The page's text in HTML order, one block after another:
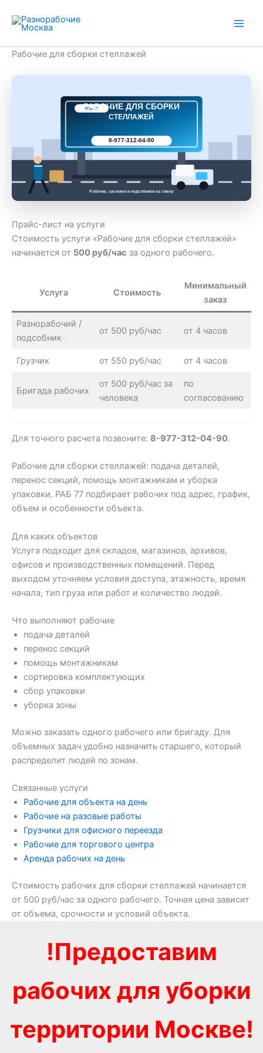
содержимому
Рабочие для сборки стеллажей
РАБ 77
РАБОЧИЕ ДЛЯ СБОРКИ
СТЕЛЛАЖЕЙ
8-977-312-04-90
Рабочие, грузчики и подсобники на смену
Прайс-лист на услуги
Стоимость услуги «Рабочие для сборки стеллажей»
начинается от 500 руб/час за одного рабочего.
Услуга Стоимость
Минимальный
заказ
Разнорабочий /
подсобник
от 500 руб/час от 4 часов
Грузчик от 550 руб/час от 4 часов
Бригада рабочих
от 500 руб/час за
человека
по
согласованию
Для точного расчета позвоните: 8-977-312-04-90.
Рабочие для сборки стеллажей: подача деталей,
перенос секций, помощь монтажникам и уборка
упаковки. РАБ 77 подбирает рабочих под адрес, график,
объем и особенности объекта.
Для каких объектов
Услуга подходит для складов, магазинов, архивов,
офисов и производственных помещений. Перед
выходом уточняем условия доступа, этажность, время
начала, тип груза или работ и количество людей.
Что выполняют рабочие
подача деталей
перенос секций
помощь монтажникам
сортировка комплектующих
сбор упаковки
уборка зоны
Можно заказать одного рабочего или бригаду. Для
объемных задач удобно назначить старшего, который
распределит людей по зонам.
Связанные услуги
Рабочие для объекта на день
Рабочие на разовые работы
Грузчики для офисного переезда
Рабочие для торгового центра
Аренда рабочих на день
Стоимость рабочих для сборки стеллажей начинается
от 500 руб/час за одного рабочего. Точная цена зависит
от объема, срочности и условий объекта.
!Предоставим
рабочих для уборки
территории Москве!